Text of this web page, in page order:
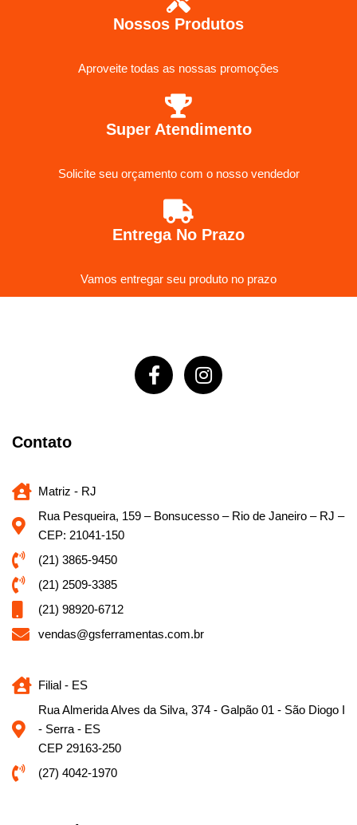
Nossos Produtos
Aproveite todas as nossas promoções
Super Atendimento
Solicite seu orçamento com o nosso vendedor
Entrega No Prazo
Vamos entregar seu produto no prazo
Contato
Matriz - RJ
Rua Pesqueira, 159 – Bonsucesso – Rio de Janeiro – RJ –
CEP: 21041-150
(21) 3865-9450
(21) 2509-3385
(21) 98920-6712
vendas@gsferramentas.com.br
Filial - ES
Rua Almerida Alves da Silva, 374 - Galpão 01 - São Diogo I
- Serra - ES
CEP 29163-250
(27) 4042-1970